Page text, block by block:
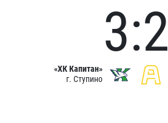
«ХК Капитан»
г. Ступино
3:2